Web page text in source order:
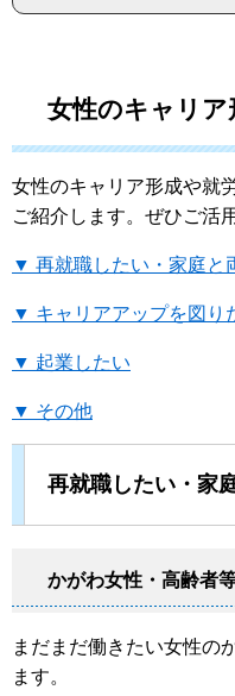
女性のキャリア
女性のキャリア形成や就
ご紹介します。ぜひご活
▼ 再就職したい・家庭と
▼ キャリアアップを図り
▼ 起業したい
▼ その他
再就職したい・家
かがわ女性・高齢者
まだまだ働きたい女性の
ます。